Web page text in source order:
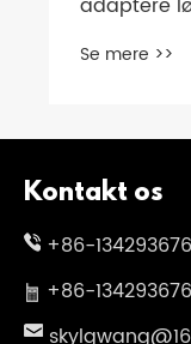
scenarier?
Se mere >>
Kontakt os
+86-
+86-